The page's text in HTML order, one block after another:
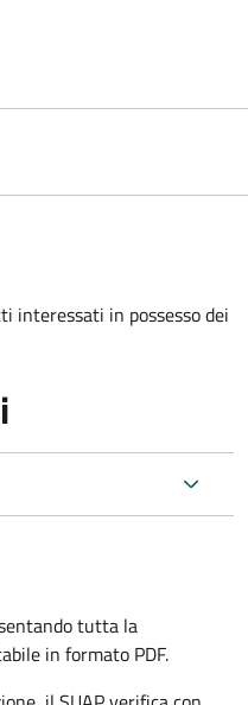
interessati in possesso dei
tutta la
in formato PDF.